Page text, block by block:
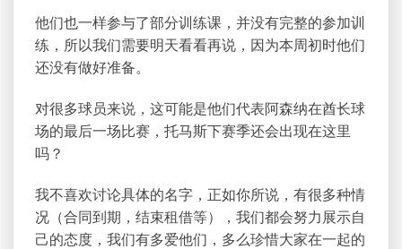
他们也一样参与了部分训练课，并没有完整的参加训
练，所以我们需要明天看看再说，因为本周初时他们
还没有做好准备。
对很多球员来说，这可能是他们代表阿森纳在酋长球
场的最后一场比赛，托马斯下赛季还会出现在这里
吗？
我不喜欢讨论具体的名字，正如你所说，有很多种情
况（合同到期，结束租借等），我们都会努力展示自
己的态度，我们有多爱他们，多么珍惜大家在一起的